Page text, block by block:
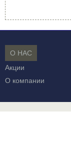
О НАС
Акции
О компании